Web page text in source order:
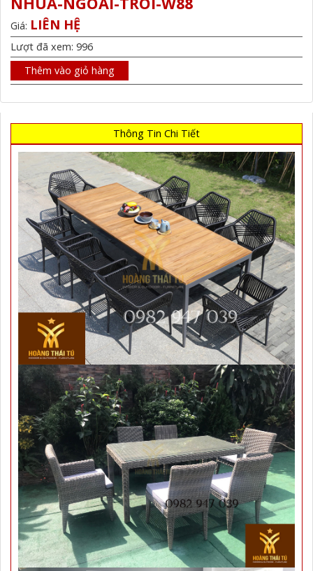
Giá: LIÊN HỆ
Lượt đã xem: 996
Thêm vào giỏ hàng
Thông Tin Chi Tiết